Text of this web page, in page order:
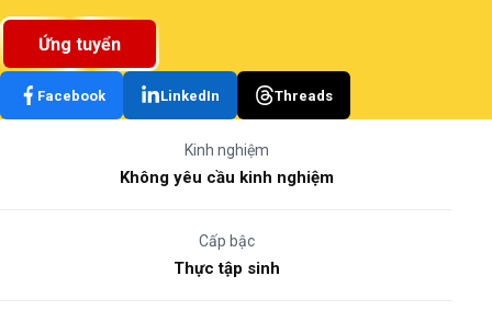
Ứng tuyển
Facebook LinkedIn Threads
Kinh nghiệm
Không yêu cầu kinh nghiệm
Cấp bậc
Thực tập sinh